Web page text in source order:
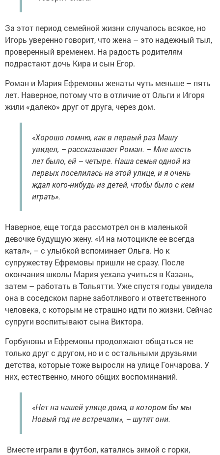
За этот период семейной жизни случалось всякое, но
Игорь уверенно говорит, что жена – это надежный тыл,
проверенный временем. На радость родителям
подрастают дочь Кира и сын Егор.
Роман и Мария Ефремовы женаты чуть меньше – пять
лет. Наверное, потому что в отличие от Ольги и Игоря
жили «далеко» друг от друга, через дом.
«Хорошо помню, как в первый раз Машу
увидел, – рассказывает Роман. – Мне шесть
лет было, ей – ­четыре. Наша семья одной из
первых поселилась на этой улице, и я очень
ждал кого-нибудь из детей, чтобы было с кем
играть».
Наверное, еще тогда рассмотрел он в маленькой
девочке будущую жену. «И на мотоцикле ее всегда
катал», – с улыбкой вспоминает Ольга. Но к
супружеству Ефремовы пришли не сразу. После
окончания школы Мария уехала учиться в Казань,
затем – работать в Тольятти. Уже спустя годы увидела
она в соседском парне заботливого и ответственного
человека, с которым не страшно идти по жизни. Сейчас
супруги воспитывают сына ­Виктора.
Горбуновы и Ефремовы продолжают общаться не
только друг с другом, но и с остальными друзьями
детства, которые тоже выросли на улице Гончарова. У
них, естественно, много общих воспоминаний.
«Нет на нашей улице дома, в котором бы мы
Новый год не встречали», – шутят они.
Вместе играли в футбол, катались зимой с горки,